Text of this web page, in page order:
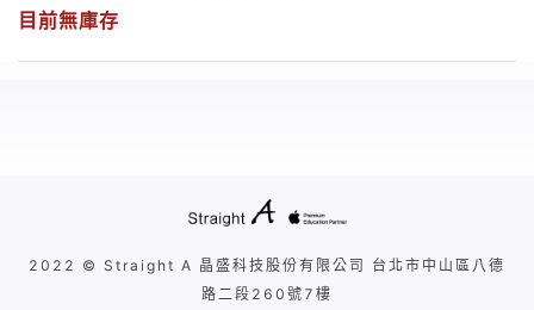
目前無庫存
2022 © Straight A 晶盛科技股份有限公司 台北市中山區八德
路二段260號7樓